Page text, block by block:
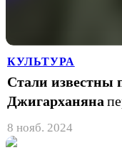
КУЛЬТУРА
Стали известны
Джигарханяна
8 нояб. 2024